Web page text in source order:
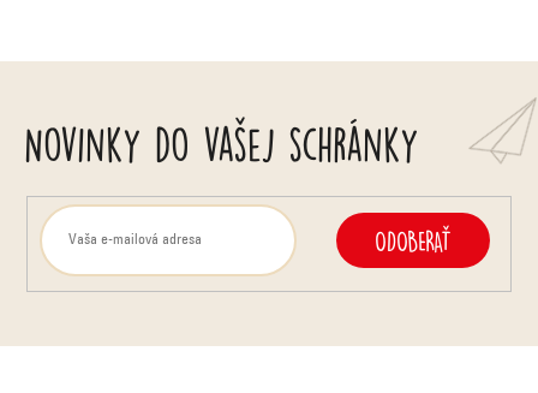
p
s
u
Novinky do vašej schránky
ODOBERAŤ